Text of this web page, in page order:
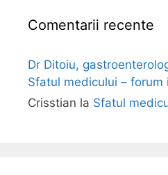
Comentarii recente
Dr Ditoiu,
Sfatul medicului – forum
Crisstian la Sfatul